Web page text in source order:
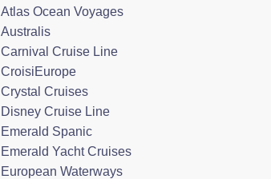
Atlas Ocean Voyages
Australis
Carnival Cruise Line
CroisiEurope
Crystal Cruises
Disney Cruise Line
Emerald Spanic
Emerald Yacht Cruises
European Waterways